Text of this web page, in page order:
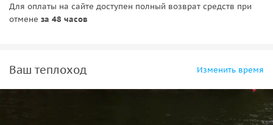
Для оплаты на сайте доступен полный возврат средств при
отмене за 48 часов
Ваш теплоход Изменить время